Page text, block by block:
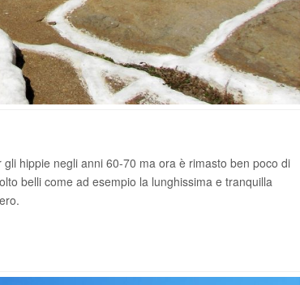
hippie negli anni 60-70 ma ora è rimasto ben poco di
belli come ad esempio la lunghissima e tranquilla